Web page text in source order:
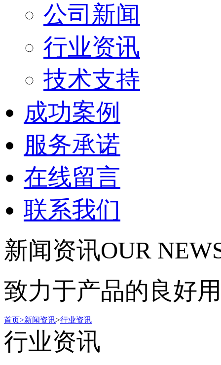
公司新闻
行业资讯
技术支持
成功案例
服务承诺
在线留言
联系我们
新闻资讯OUR
致力于产品的良好
首页>新闻资讯>行业资讯
行业资讯